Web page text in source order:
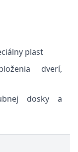
plast
dverí,
dosky a